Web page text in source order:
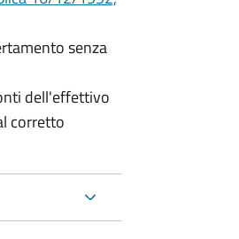
senza
dell'effettivo
corretto